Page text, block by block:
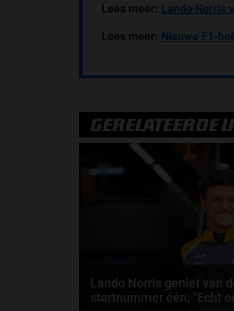
Lees meer: Lando Norris
Lees meer: Nieuwe F1-
GERELATEERDE
Lando Norris geniet van
startnummer één: ''Echt